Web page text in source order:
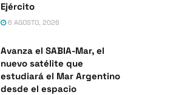
Ejército
6 AGOSTO, 2026
Avanza el SABIA-Mar, el
nuevo satélite que
estudiará el Mar Argentino
desde el espacio